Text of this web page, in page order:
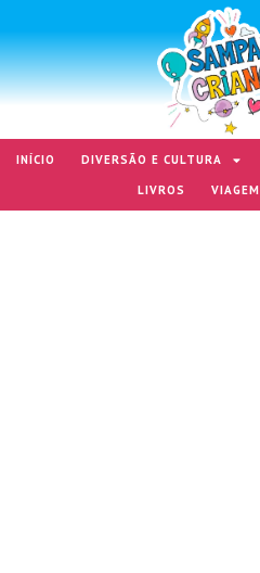
INÍCIO DIVERSÃO E CULTURA
LIVROS
VIAGEM